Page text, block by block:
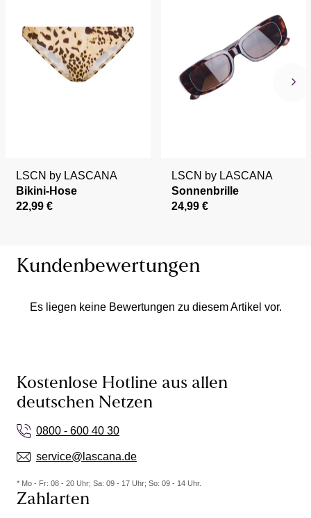
LSCN by LASCANA
Bikini-Hose
22,99 €
LSCN by LASCANA
Sonnenbrille
24,99 €
Kundenbewertungen
Es liegen keine Bewertungen zu diesem Artikel vor.
Kostenlose Hotline aus allen
deutschen Netzen
0800 - 600 40 30
service@lascana.de
* Mo - Fr: 08 - 20 Uhr; Sa: 09 - 17 Uhr; So: 09 - 14 Uhr.
Zahlarten